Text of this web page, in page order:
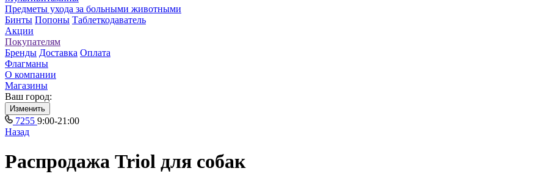
Предметы ухода за больными животными
Бинты Попоны Таблеткодаватель
Акции
Покупателям
Бренды Доставка Оплата
Флагманы
О компании
Магазины
Ваш город:
Изменить
7255 9:00-21:00
Назад
Распродажа Triol для собак